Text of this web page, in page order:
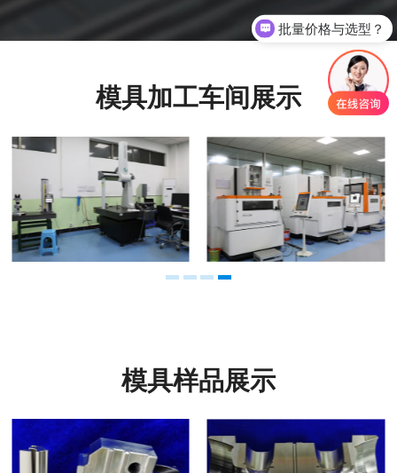
模具加工车间展示
模具样品展示
电话微信沟通